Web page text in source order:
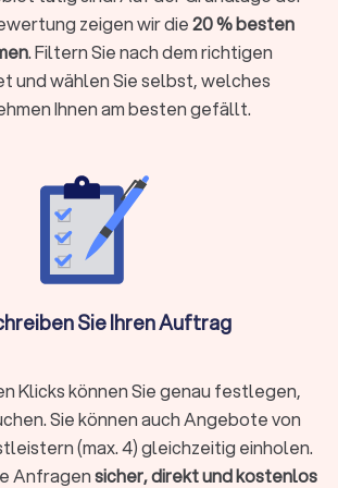
oder persönlichem Wachstum.Ein Coach
Ratschläge gibt, sondern ein
der hilft, individuelle
in Northeim
und individuell. Je nach Lebenssituation,
oder persönlichem Ziel gibt es
die Sie gezielt unterstützen
Stärke bis beruflicher Neuorientierung.
sind aktuellBurnout Coaching
Training mit einemPersonal Trainer
gängige Coachingformen:
Lebens- und Arbeitsaspekten positive
zu erzielen.
für Einzelpersonen und Teams.
Coaching:um Führungsqualitäten zu
effektiv lösen zu lernen und Ihr
zeigen wir die20 % besten
. Filtern Sie nach dem richtigen
und wählen Sie selbst, welches
Ihnen am besten gefällt.
Sie Ihren Auftrag
Klicks können Sie genau festlegen,
Sie können auch Angebote von
(max. 4) gleichzeitig einholen.
Anfragensicher, direkt und kostenlos